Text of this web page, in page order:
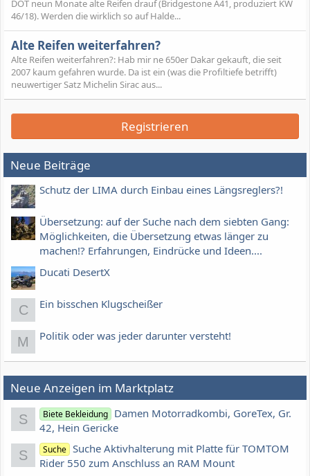
DOT neun Monate alte Reifen drauf (Bridgestone A41, produziert KW
46/18). Werden die wirklich so auf Halde...
Alte Reifen weiterfahren?
Alte Reifen weiterfahren?: Hab mir ne 650er Dakar gekauft, die seit
2007 kaum gefahren wurde. Da ist ein (was die Profiltiefe betrifft)
neuwertiger Satz Michelin Sirac aus...
Registrieren
Neue Beiträge
Schutz der LIMA durch Einbau eines Längsreglers?!
Übersetzung: auf der Suche nach dem siebten Gang:
Möglichkeiten, die Übersetzung etwas länger zu
machen!? Erfahrungen, Eindrücke und Ideen....
Ducati DesertX
C Ein bisschen Klugscheißer
M Politik oder was jeder darunter versteht!
Neue Anzeigen im Marktplatz
S Biete Bekleidung Damen Motorradkombi, GoreTex, Gr.
42, Hein Gericke
S Suche Suche Aktivhalterung mit Platte für TOMTOM
Rider 550 zum Anschluss an RAM Mount